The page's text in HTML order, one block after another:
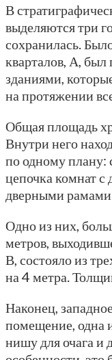
В
выделяются три
сохранилась.
кварталов, А,
зданиями,
на протяжении
Общая площадь
Внутри него
по одному плану:
цепочка комнат
дверными рамами.
Одно из них,
метров,
В, состояло из
на 4 метра.
Наконец,
помещение, одна
нишу для очага и